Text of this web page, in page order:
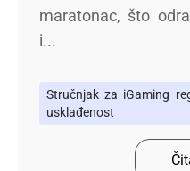
maratonac, što
i...
Stručnjak za iGaming
usklađenost